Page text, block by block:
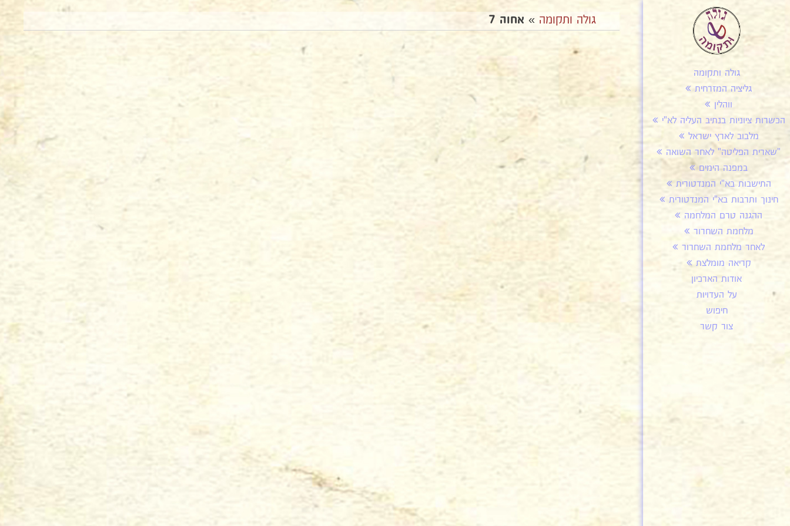
גולה ותקומה
גליציה המזרחית
ווהלין
הכשרות ציוניות בנתיב העליה לא"י
מלבוב לארץ ישראל
"שארית הפליטה" לאחר השואה
במפנה הימים
התישבות בא"י המנדטורית
חינוך ותרבות בא"י המנדטורית
ההגנה טרם המלחמה
מלחמת השחרור
לאחר מלחמת השחרור
קריאה מומלצת
אודות הארכיון
על העדויות
חיפוש
צור קשר
גולה ותקומה » אחוה 7